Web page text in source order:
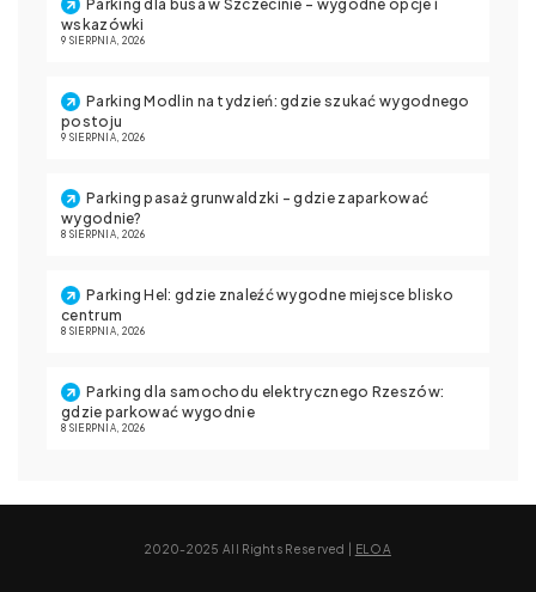
Parking dla busa w Szczecinie – wygodne opcje i
wskazówki
9 SIERPNIA, 2026
Parking Modlin na tydzień: gdzie szukać wygodnego
postoju
9 SIERPNIA, 2026
Parking pasaż grunwaldzki – gdzie zaparkować
wygodnie?
8 SIERPNIA, 2026
Parking Hel: gdzie znaleźć wygodne miejsce blisko
centrum
8 SIERPNIA, 2026
Parking dla samochodu elektrycznego Rzeszów:
gdzie parkować wygodnie
8 SIERPNIA, 2026
2020-2025 All Rights Reserved | ELOA